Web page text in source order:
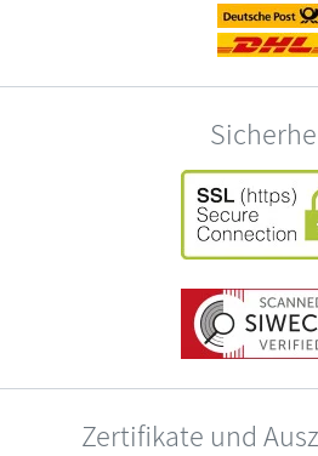
Zertifikate und